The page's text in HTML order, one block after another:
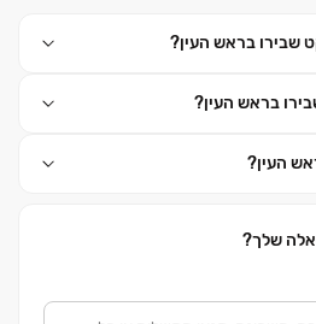
צועדת החברה. החברה
חזקה כי עשייתה תורמת
שבירו בראש העין?
בראש העין?
העין?
שלך?